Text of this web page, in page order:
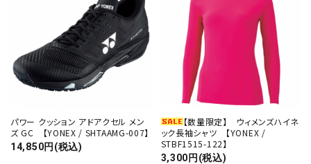
パワー クッション アドアクセル メン
ズ GC 【YONEX / SHTAAMG-007】
14,850円(税込)
【数量限定】 ウィメンズハイネ
ック長袖シャツ 【YONEX /
STBF1515-122】
3,300円(税込)